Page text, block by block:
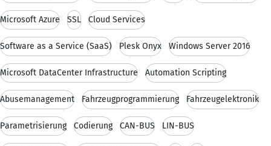
Microsoft Azure SSL Cloud Services
Software as a Service (SaaS) Plesk Onyx Windows Server 2016
Microsoft DataCenter Infrastructure Automation Scripting
Abusemanagement Fahrzeugprogrammierung Fahrzeugelektronik
Parametrisierung Codierung CAN-BUS LIN-BUS